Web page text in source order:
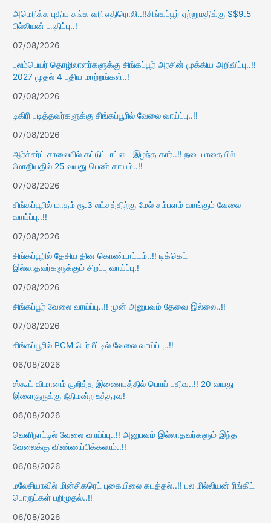
அமெரிக்க புதிய சுங்க வரி எதிரொலி..!!சிங்கப்பூர் ஏற்றுமதிக்கு S$9.5
பில்லியன் பாதிப்பு..!
07/08/2026
புலம்பெயர் தொழிலாளர்களுக்கு சிங்கப்பூர் அரசின் முக்கிய அறிவிப்பு..!!
2027 முதல் 4 புதிய மாற்றங்கள்..!
07/08/2026
டிகிரி படித்தவர்களுக்கு சிங்கப்பூரில் வேலை வாய்ப்பு..!!
07/08/2026
ஆர்ச்சர்ட் சாலையில் கட்டுப்பாட்டை இழந்த கார்..!! நடைபாதையில்
மோதியதில் 25 வயது பெண் காயம்..!!
07/08/2026
சிங்கப்பூரில் மாதம் ரூ.3 லட்சத்திற்கு மேல் சம்பளம் வாங்கும் வேலை
வாய்ப்பு..!!
07/08/2026
சிங்கப்பூரில் தேசிய தின கொண்டாட்டம்..!! டிக்கெட்
இல்லாதவர்களுக்கும் சிறப்பு வாய்ப்பு.!
07/08/2026
சிங்கப்பூர் வேலை வாய்ப்பு..!! முன் அனுபவம் தேவை இல்லை..!!
07/08/2026
சிங்கப்பூரில் PCM பெர்மீட்டில் வேலை வாய்ப்பு..!!
06/08/2026
ஸ்கூட் விமானம் குறித்த இணையத்தில் பொய் பதிவு..!! 20 வயது
இளைஞருக்கு நீதிமன்ற உத்தரவு!
06/08/2026
வெளிநாட்டில் வேலை வாய்ப்பு..!! அனுபவம் இல்லாதவர்களும் இந்த
வேலைக்கு விண்ணப்பிக்கலாம்..!!
06/08/2026
மலேசியாவில் மின்சிகரெட் புகையிலை கடத்தல்..!! பல மில்லியன் ரிங்கிட்
பொருட்கள் பறிமுதல்..!!
06/08/2026